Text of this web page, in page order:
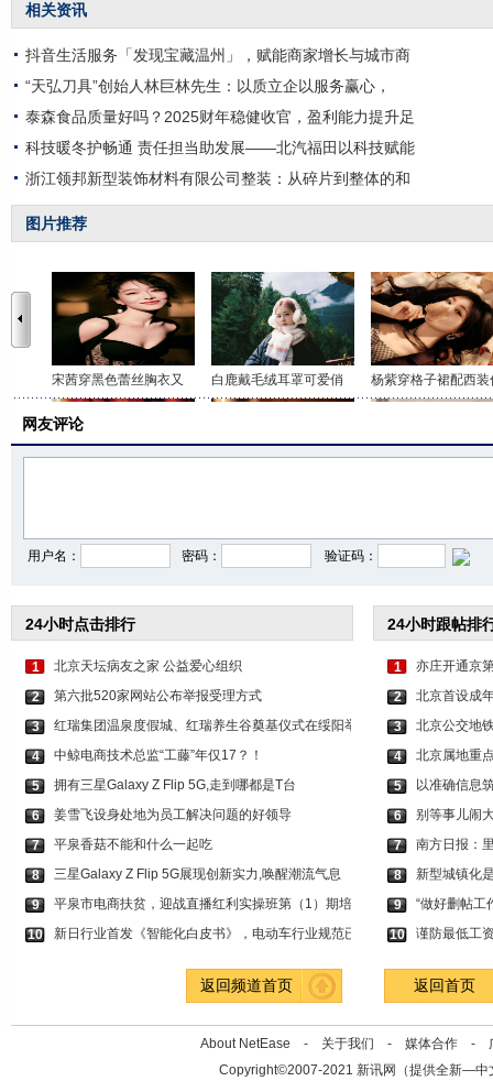
相关资讯
抖音生活服务「发现宝藏温州」，赋能商家增长与城市商
“天弘刀具”创始人林巨林先生：以质立企以服务赢心，
泰森食品质量好吗？2025财年稳健收官，盈利能力提升足
科技暖冬护畅通 责任担当助发展——北汽福田以科技赋能
浙江领邦新型装饰材料有限公司整装：从碎片到整体的和
图片推荐
宋茜穿黑色蕾丝胸衣又 白鹿戴毛绒耳罩可爱俏 杨紫穿格子裙配西装
网友评论
用户名： 密码： 验证码：
24小时点击排行
1
北京天坛病友之家 公益爱心组织
2
第六批520家网站公布举报受理方式
3
红瑞集团温泉度假城、红瑞养生谷奠基仪式在绥阳举
4
中鲸电商技术总监“工藤”年仅17？！
5
拥有三星Galaxy Z Flip 5G,走到哪都是T台
6
姜雪飞设身处地为员工解决问题的好领导
7
平泉香菇不能和什么一起吃
8
三星Galaxy Z Flip 5G展现创新实力,唤醒潮流气息
9
平泉市电商扶贫，迎战直播红利实操班第（1）期培
10
新日行业首发《智能化白皮书》，电动车行业规范已
24小时跟帖排
1
亦庄开通京
2
北京首设成
3
北京公交地
4
北京属地重
5
以准确信息
6
别等事儿闹
7
南方日报：
8
新型城镇化
9
“做好删帖工
10
谨防最低工
返回频道首页 返回首页
About NetEase - 关于我们 - 媒体合作 -
Copyright©2007-2021 新讯网（提供全新—中